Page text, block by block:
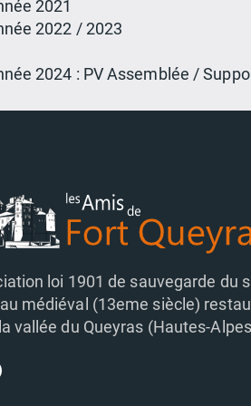
2021
2022 / 2023
2024 : PV Assemblée /
loi 1901 de sauvegarde du
médiéval (13eme siècle)
vallée du Queyras (Hautes-